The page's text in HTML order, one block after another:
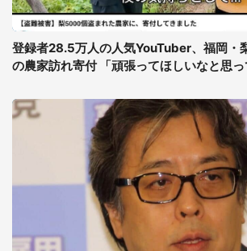
登録者28.5万人の人気YouTuber、福岡・
の農家訪れ寄付 「頑張ってほしいなと思っ